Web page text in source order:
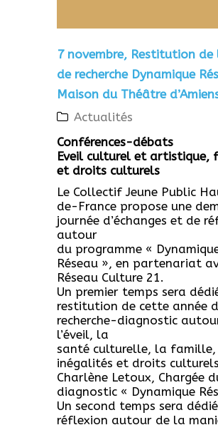
7 novembre, Restitution de
de recherche Dynamique
Maison du Théâtre
Actualités
Conférences-débats
Eveil culturel et artistique,
et droits culturels
Le Collectif Jeune Public
de-France propose une
journée d’échanges et de
autour
du programme «
Réseau », en partenariat
Réseau Culture 21.
Un premier temps sera
restitution de cette année
recherche-diagnostic
l’éveil, la
santé culturelle, la famille,
inégalités et droits
Charlène Letoux, Chargée
diagnostic « Dynamique
Un second temps sera
réflexion autour de la